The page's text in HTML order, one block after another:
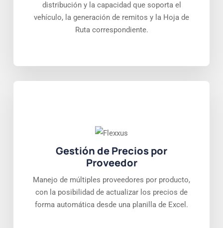
distribución y la capacidad que soporta el
vehículo, la generación de remitos y la Hoja de
Ruta correspondiente.
Gestión de Precios por
Proveedor
Manejo de múltiples proveedores por producto,
con la posibilidad de actualizar los precios de
forma automática desde una planilla de Excel.